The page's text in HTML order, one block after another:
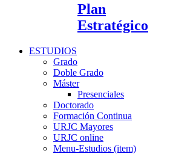
Plan
Estratégico
ESTUDIOS
Grado
Doble Grado
Máster
Presenciales
Doctorado
Formación Continua
URJC Mayores
URJC online
Menu-Estudios (item)